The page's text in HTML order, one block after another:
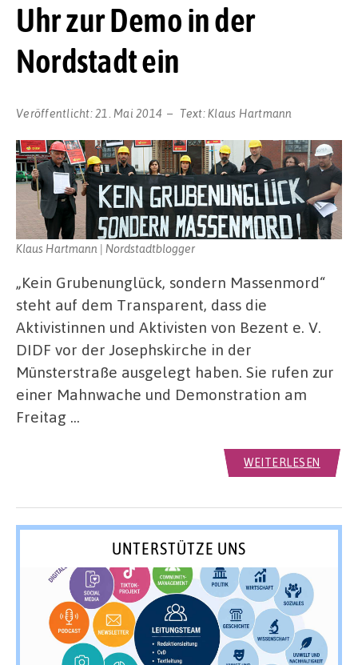
Uhr zur Demo in der
Nordstadt ein
Veröffentlicht:21. Mai 2014 Text:Klaus Hartmann
Klaus Hartmann | Nordstadtblogger
„Kein Grubenunglück, sondern Massenmord“
steht auf dem Transparent, dass die
Aktivistinnen und Aktivisten von Bezent e. V.
DIDF vor der Josephskirche in der
Münsterstraße ausgelegt haben. Sie rufen zur
einer Mahnwache und Demonstration am
Freitag …
WEITERLESEN
UNTERSTÜTZE UNS